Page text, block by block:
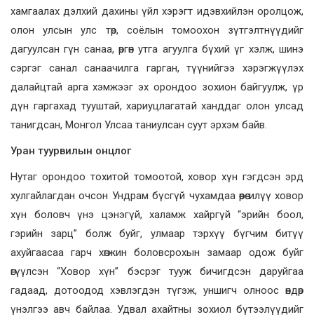
хамгаалах дэлхий дахины үйл хэрэгт идэвхийлэн оролцож,
олон улсын улс төр, соёлын томоохон зүтгэлтнүүдийг
дагуулсан гүн санаа, өргөн утга агуулга бүхий үг хэлж, шинэ
сэргэг санал санаачилга гарган, түүнийгээ хэрэгжүүлэх
далайцтай арга хэмжээг эх орондоо зохион байгуулж, үр
дүн гаргахад тууштай, хариуцлагатай ханддаг олон улсад
танигдсан, Монгол Улсаа таниулсан суут эрхэм байв.
Уран туурвилын онцлог
Нутаг орондоо тохитой томоотой, ховор хүн гэгдсэн эрд
хулгайлагдан очсон Ундрам бүсгүй чухамдаа өөрөө илүү ховор
хүн боловч үнэ цэнэгүй, халамж хайргүй “эрийн боол,
гэрийн зарц” болж буйг, улмаар тэрхүү бүгчим битүү
ахуйгаасаа гарч хөгжин боловсрохын замаар одож буйг
өгүүлсэн “Ховор хүн” бэсрэг тууж бичигдсэн даруйгаа
гадаад, дотоодод хэвлэгдэн түгэж, уншигч олноос өндөр
үнэлгээ авч байлаа. Удвал ахайтны зохиол бүтээлүүдийг